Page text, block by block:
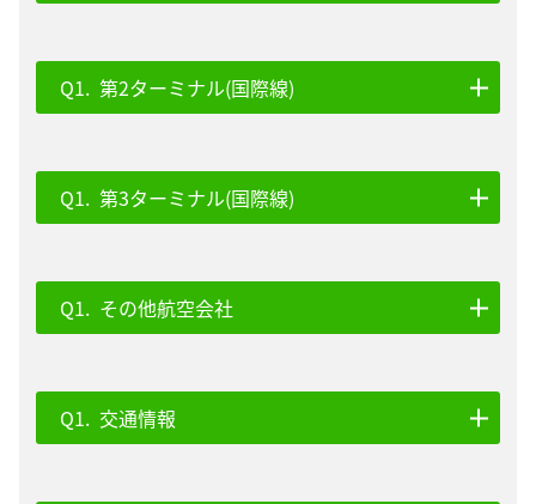
第2ターミナル(国際線)
第3ターミナル(国際線)
その他航空会社
交通情報